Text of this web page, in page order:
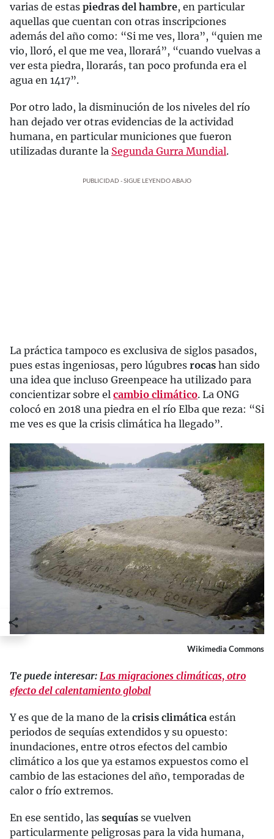
varias de estas piedras del hambre, en particular
aquellas que cuentan con otras inscripciones
además del año como: “Si me ves, llora”, “quien me
vio, lloró, el que me vea, llorará”, “cuando vuelvas a
ver esta piedra, llorarás, tan poco profunda era el
agua en 1417”.
Por otro lado, la disminución de los niveles del río
han dejado ver otras evidencias de la actividad
humana, en particular municiones que fueron
utilizadas durante la Segunda Gurra Mundial.
PUBLICIDAD - SIGUE LEYENDO ABAJO
La práctica tampoco es exclusiva de siglos pasados,
pues estas ingeniosas, pero lúgubres rocas han sido
una idea que incluso Greenpeace ha utilizado para
concientizar sobre el cambio climático. La ONG
colocó en 2018 una piedra en el río Elba que reza: “Si
me ves es que la crisis climática ha llegado”.
Wikimedia Commons
Te puede interesar: Las migraciones climáticas, otro
efecto del calentamiento global
Y es que de la mano de la crisis climática están
periodos de sequías extendidos y su opuesto:
inundaciones, entre otros efectos del cambio
climático a los que ya estamos expuestos como el
cambio de las estaciones del año, temporadas de
calor o frío extremos.
En ese sentido, las sequías se vuelven
particularmente peligrosas para la vida humana,